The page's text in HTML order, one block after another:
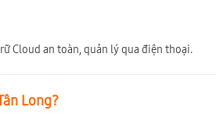
Cloud an toàn, quản lý qua điện thoại.
Long?